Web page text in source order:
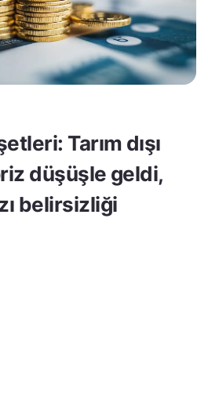
Tarım dışı
düşüşle geldi,
belirsizliği